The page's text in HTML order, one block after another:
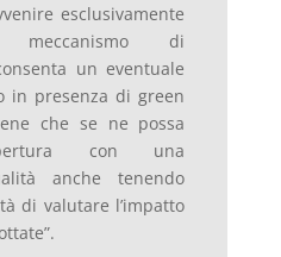
esclusivamente
di
un eventuale
in presenza di green
che se ne possa
con una
anche tenendo
di valutare l’impatto